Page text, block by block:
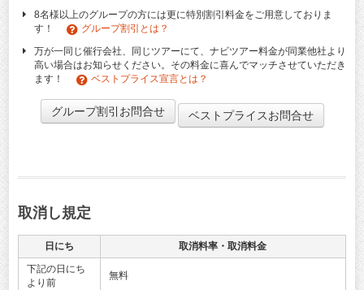
8名様以上のグループの方には更に特別割引料金をご用意しておりま
す！
グループ割引とは？
万が一同じ催行会社、同じツアーにて、ナビツアー料金が同業他社より
高い場合はお知らせください。その料金に喜んでマッチさせていただき
ます！
ベストプライス宣言とは？
グループ割引お問合せ ベストプライスお問合せ
取消し規定
日にち
取消料率・取消料金
下記の日にち
より前
無料